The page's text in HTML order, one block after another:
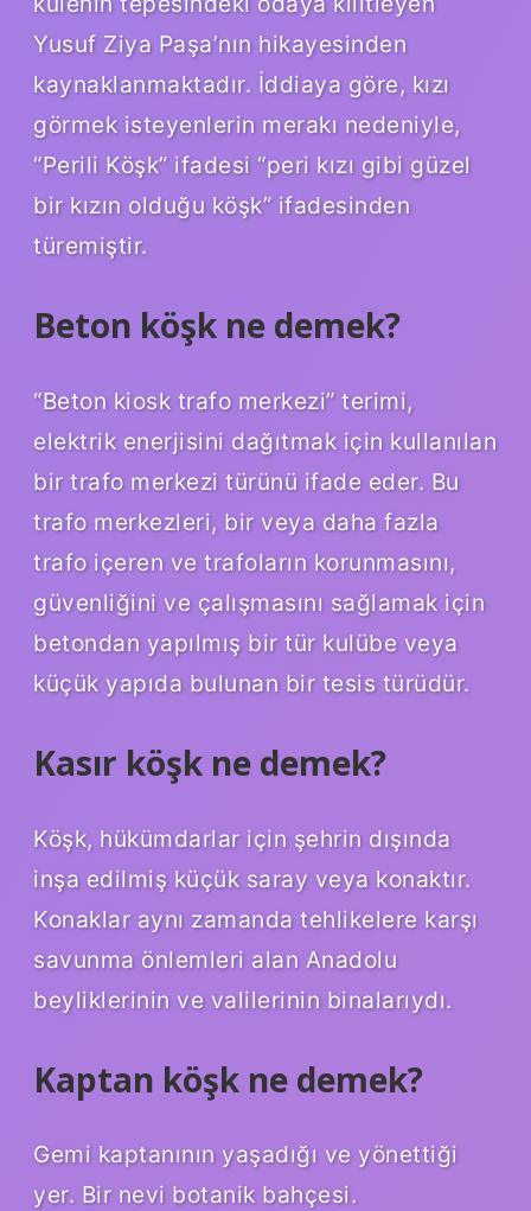
Yusuf Ziya Paşa’nın hikayesinden
kaynaklanmaktadır. İddiaya göre, kızı
görmek isteyenlerin merakı nedeniyle,
“Perili Köşk” ifadesi “peri kızı gibi güzel
bir kızın olduğu köşk” ifadesinden
türemiştir.
Beton köşk ne demek?
“Beton kiosk trafo merkezi” terimi,
elektrik enerjisini dağıtmak için kullanılan
bir trafo merkezi türünü ifade eder. Bu
trafo merkezleri, bir veya daha fazla
trafo içeren ve trafoların korunmasını,
güvenliğini ve çalışmasını sağlamak için
betondan yapılmış bir tür kulübe veya
küçük yapıda bulunan bir tesis türüdür.
Kasır köşk ne demek?
Köşk, hükümdarlar için şehrin dışında
inşa edilmiş küçük saray veya konaktır.
Konaklar aynı zamanda tehlikelere karşı
savunma önlemleri alan Anadolu
beyliklerinin ve valilerinin binalarıydı.
Kaptan köşk ne demek?
Gemi kaptanının yaşadığı ve yönettiği
yer. Bir nevi botanik bahçesi.